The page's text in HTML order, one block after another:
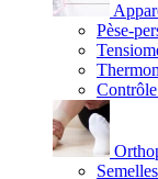
Pèse-